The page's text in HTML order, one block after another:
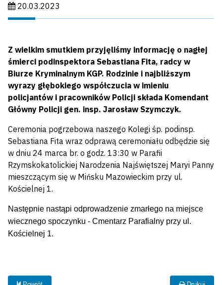
Data publikacji:
20.03.2023
Z wielkim smutkiem przyjęliśmy informację o nagłej
śmierci podinspektora Sebastiana Fita, radcy w
Biurze Kryminalnym KGP. Rodzinie i najbliższym
wyrazy głębokiego współczucia w imieniu
policjantów i pracowników Policji składa Komendant
Główny Policji gen. insp. Jarosław Szymczyk.
Ceremonia pogrzebowa naszego Kolegi śp. podinsp.
Sebastiana Fita wraz odprawą ceremoniału odbędzie się
w dniu 24 marca br. o godz. 13:30 w Parafii
Rzymskokatolickiej Narodzenia Najświętszej Maryi Panny
mieszczącym się w Mińsku Mazowieckim przy ul.
Kościelnej 1.
Następnie nastąpi odprowadzenie zmarłego na miejsce
wiecznego spoczynku - Cmentarz Parafialny przy ul.
Kościelnej 1.